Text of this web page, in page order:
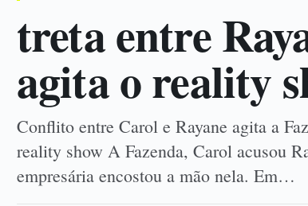
treta entre
agita o reality
Conflito entre Carol e Rayane agita a
reality show A Fazenda, Carol acusou
empresária encostou a mão nela. Em…